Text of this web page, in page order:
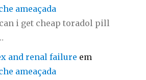
ameaçada
i get cheap toradol pill
and renal failure em
ameaçada